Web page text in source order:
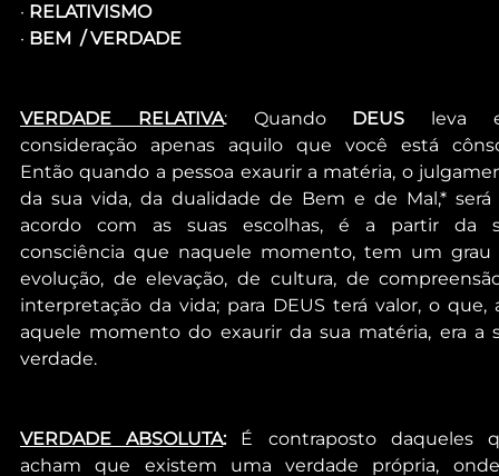
· RELATIVISMO
· BEM  / VERDADE
VERDADE RELATIVA: Quando DEUS leva
consideração apenas aquilo que você está
Então quando a pessoa exaurir a matéria, o
da sua vida, da dualidade de Bem e de Mal,* será
acordo com as suas escolhas, é a partir da
consciência que naquele momento, tem um grau
evolução, de elevação, de cultura, de
interpretação da vida; para DEUS terá valor, o que,
aquele momento do exaurir da sua matéria, era a
verdade.
VERDADE ABSOLUTA: É contraposto daqueles
acham que existem uma verdade própria,